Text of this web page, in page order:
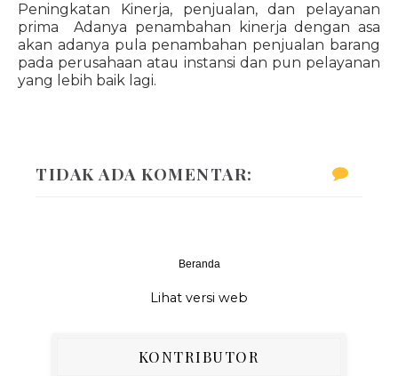
Peningkatan Kinerja, penjualan, dan pelayanan
prima Adanya penambahan kinerja dengan asa
akan adanya pula penambahan penjualan barang
pada perusahaan atau instansi dan pun pelayanan
yang lebih baik lagi.
TIDAK ADA KOMENTAR:
Beranda
Lihat versi web
KONTRIBUTOR